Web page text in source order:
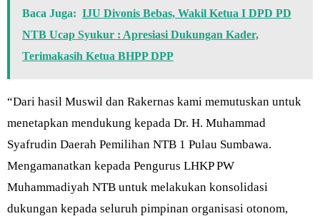
Baca Juga: IJU Divonis Bebas, Wakil Ketua I DPD PD
NTB Ucap Syukur : Apresiasi Dukungan Kader,
Terimakasih Ketua BHPP DPP
“Dari hasil Muswil dan Rakernas kami memutuskan untuk
menetapkan mendukung kepada Dr. H. Muhammad
Syafrudin Daerah Pemilihan NTB 1 Pulau Sumbawa.
Mengamanatkan kepada Pengurus LHKP PW
Muhammadiyah NTB untuk melakukan konsolidasi
dukungan kepada seluruh pimpinan organisasi otonom,